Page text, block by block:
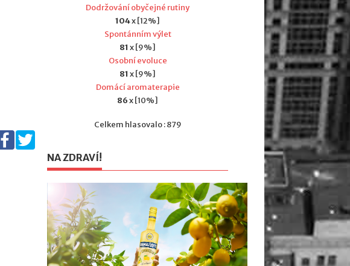
Dodržování obyčejné rutiny
104x [12%]
Spontánním výlet
81 x [9%]
Osobní evoluce
81 x [9%]
Domácí aromaterapie
86x [10%]
Celkem hlasovalo : 879
NA ZDRAVÍ!